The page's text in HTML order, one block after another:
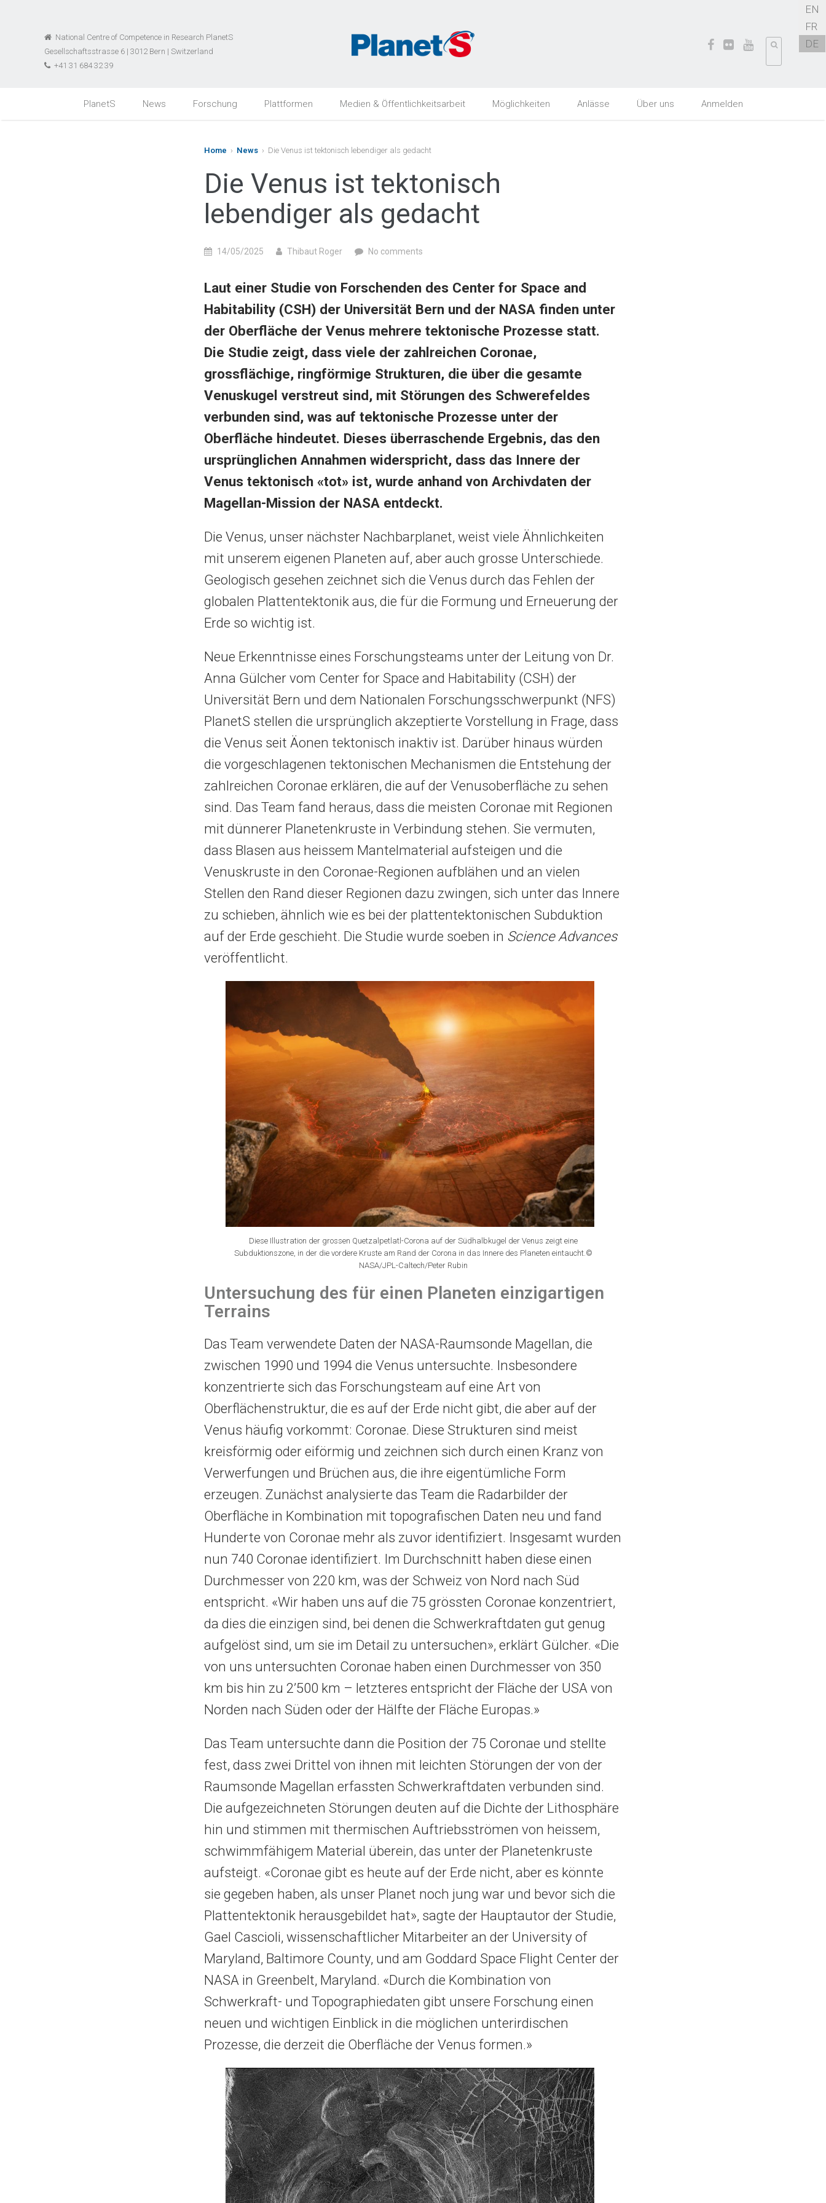
National Centre of Competence in Research PlanetS
Gesellschaftsstrasse 6 | 3012 Bern | Switzerland
+41 31 684 32 39
EN
FR
DE
PlanetS News Forschung Plattformen Medien & Öffentlichkeitsarbeit Möglichkeiten Anlässe Über uns Anmelden
Home › News › Die Venus ist tektonisch lebendiger als gedacht
Die Venus ist tektonisch
lebendiger als gedacht
14/05/2025 Thibaut Roger No comments
Laut einer Studie von Forschenden des Center for Space and
Habitability (CSH) der Universität Bern und der NASA finden unter
der Oberfläche der Venus mehrere tektonische Prozesse statt.
Die Studie zeigt, dass viele der zahlreichen Coronae,
grossflächige, ringförmige Strukturen, die über die gesamte
Venuskugel verstreut sind, mit Störungen des Schwerefeldes
verbunden sind, was auf tektonische Prozesse unter der
Oberfläche hindeutet. Dieses überraschende Ergebnis, das den
ursprünglichen Annahmen widerspricht, dass das Innere der
Venus tektonisch «tot» ist, wurde anhand von Archivdaten der
Magellan-Mission der NASA entdeckt.
Die Venus, unser nächster Nachbarplanet, weist viele Ähnlichkeiten
mit unserem eigenen Planeten auf, aber auch grosse Unterschiede.
Geologisch gesehen zeichnet sich die Venus durch das Fehlen der
globalen Plattentektonik aus, die für die Formung und Erneuerung der
Erde so wichtig ist.
Neue Erkenntnisse eines Forschungsteams unter der Leitung von Dr.
Anna Gülcher vom Center for Space and Habitability (CSH) der
Universität Bern und dem Nationalen Forschungsschwerpunkt (NFS)
PlanetS stellen die ursprünglich akzeptierte Vorstellung in Frage, dass
die Venus seit Äonen tektonisch inaktiv ist. Darüber hinaus würden
die vorgeschlagenen tektonischen Mechanismen die Entstehung der
zahlreichen Coronae erklären, die auf der Venusoberfläche zu sehen
sind. Das Team fand heraus, dass die meisten Coronae mit Regionen
mit dünnerer Planetenkruste in Verbindung stehen. Sie vermuten,
dass Blasen aus heissem Mantelmaterial aufsteigen und die
Venuskruste in den Coronae-Regionen aufblähen und an vielen
Stellen den Rand dieser Regionen dazu zwingen, sich unter das Innere
zu schieben, ähnlich wie es bei der plattentektonischen Subduktion
auf der Erde geschieht. Die Studie wurde soeben in Science Advances
veröffentlicht.
Diese Illustration der grossen Quetzalpetlatl-Corona auf der Südhalbkugel der Venus zeigt eine
Subduktionszone, in der die vordere Kruste am Rand der Corona in das Innere des Planeten eintaucht.©
NASA/JPL-Caltech/Peter Rubin
Untersuchung des für einen Planeten einzigartigen
Terrains
Das Team verwendete Daten der NASA-Raumsonde Magellan, die
zwischen 1990 und 1994 die Venus untersuchte. Insbesondere
konzentrierte sich das Forschungsteam auf eine Art von
Oberflächenstruktur, die es auf der Erde nicht gibt, die aber auf der
Venus häufig vorkommt: Coronae. Diese Strukturen sind meist
kreisförmig oder eiförmig und zeichnen sich durch einen Kranz von
Verwerfungen und Brüchen aus, die ihre eigentümliche Form
erzeugen. Zunächst analysierte das Team die Radarbilder der
Oberfläche in Kombination mit topografischen Daten neu und fand
Hunderte von Coronae mehr als zuvor identifiziert. Insgesamt wurden
nun 740 Coronae identifiziert. Im Durchschnitt haben diese einen
Durchmesser von 220 km, was der Schweiz von Nord nach Süd
entspricht. «Wir haben uns auf die 75 grössten Coronae konzentriert,
da dies die einzigen sind, bei denen die Schwerkraftdaten gut genug
aufgelöst sind, um sie im Detail zu untersuchen», erklärt Gülcher. «Die
von uns untersuchten Coronae haben einen Durchmesser von 350
km bis hin zu 2’500 km – letzteres entspricht der Fläche der USA von
Norden nach Süden oder der Hälfte der Fläche Europas.»
Das Team untersuchte dann die Position der 75 Coronae und stellte
fest, dass zwei Drittel von ihnen mit leichten Störungen der von der
Raumsonde Magellan erfassten Schwerkraftdaten verbunden sind.
Die aufgezeichneten Störungen deuten auf die Dichte der Lithosphäre
hin und stimmen mit thermischen Auftriebsströmen von heissem,
schwimmfähigem Material überein, das unter der Planetenkruste
aufsteigt. «Coronae gibt es heute auf der Erde nicht, aber es könnte
sie gegeben haben, als unser Planet noch jung war und bevor sich die
Plattentektonik herausgebildet hat», sagte der Hauptautor der Studie,
Gael Cascioli, wissenschaftlicher Mitarbeiter an der University of
Maryland, Baltimore County, und am Goddard Space Flight Center der
NASA in Greenbelt, Maryland. «Durch die Kombination von
Schwerkraft- und Topographiedaten gibt unsere Forschung einen
neuen und wichtigen Einblick in die möglichen unterirdischen
Prozesse, die derzeit die Oberfläche der Venus formen.»